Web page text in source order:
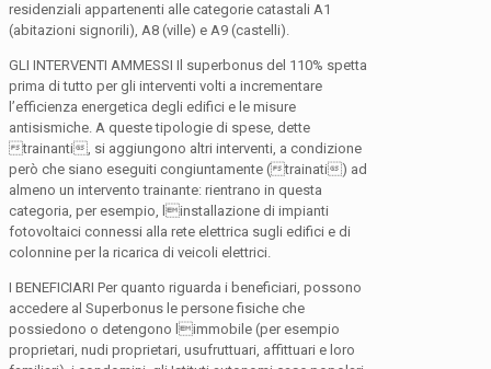
residenziali appartenenti alle categorie catastali A1
(abitazioni signorili), A8 (ville) e A9 (castelli).
GLI INTERVENTI AMMESSI Il superbonus del 110% spetta
prima di tutto per gli interventi volti a incrementare
l’efficienza energetica degli edifici e le misure
antisismiche. A queste tipologie di spese, dette
trainanti, si aggiungono altri interventi, a condizione
però che siano eseguiti congiuntamente (trainati) ad
almeno un intervento trainante: rientrano in questa
categoria, per esempio, linstallazione di impianti
fotovoltaici connessi alla rete elettrica sugli edifici e di
colonnine per la ricarica di veicoli elettrici.
I BENEFICIARI Per quanto riguarda i beneficiari, possono
accedere al Superbonus le persone fisiche che
possiedono o detengono limmobile (per esempio
proprietari, nudi proprietari, usufruttuari, affittuari e loro